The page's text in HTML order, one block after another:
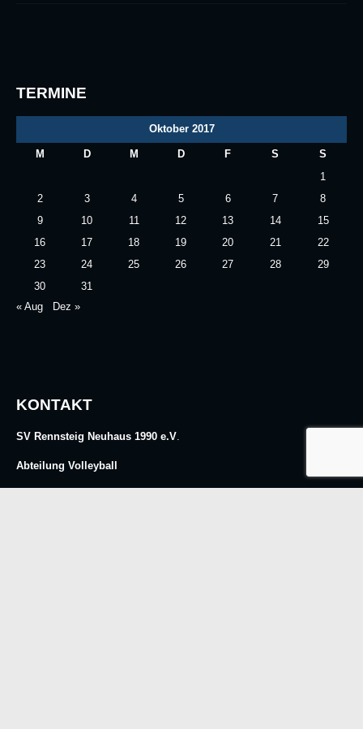
TERMINE
Oktober 2017
M D M D F S
S
1
2
3 4 5 6 7
8
9
10 11 12 13 14
15
16
17 18 19 20 21
22
23
24 25 26 27 28
29
30
31
« Aug
Dez »
KONTAKT
SV Rennsteig Neuhaus 1990 e.V.
Abteilung Volleyball